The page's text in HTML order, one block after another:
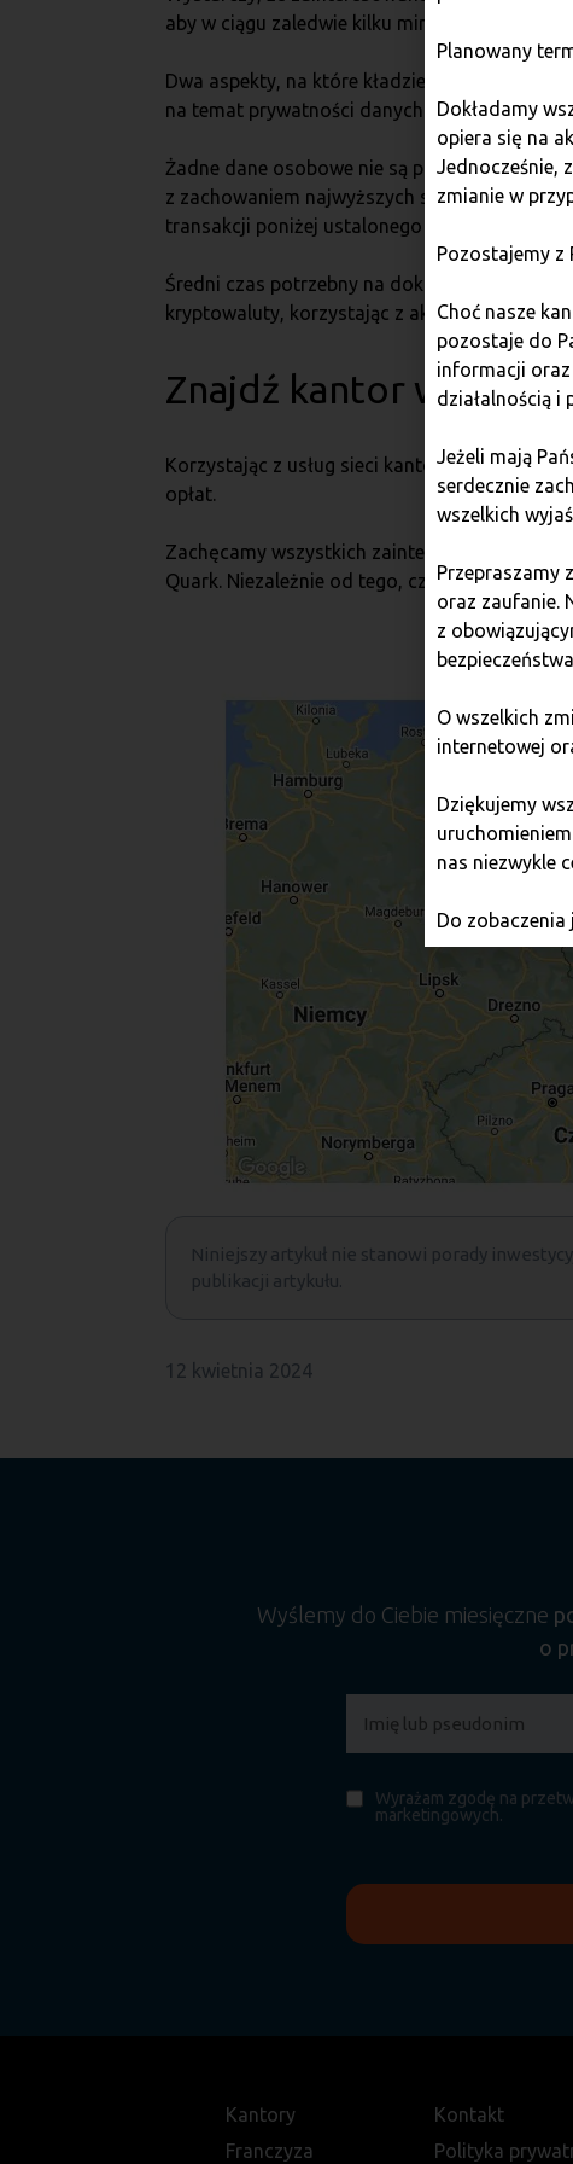
aby w ciągu zaledwie kilku minut zrealizować
Dwa aspekty, na które kładzie się
na temat prywatności danych Quark
Żadne dane osobowe nie są przez sieć
z zachowaniem najwyższych standardów
transakcji poniżej ustalonego limitu, co w
Średni czas potrzebny na dokonanie
kryptowaluty, korzystając z aktualnych
Znajdź kantor w
Korzystając z usług sieci kantorów Bitcoin
opłat.
Zachęcamy wszystkich zainteresowanych do
Quark. Niezależnie od tego, czy chcesz
Niniejszy artykuł nie stanowi porady
publikacji artykułu.
12 kwietnia 2024
Wyślemy do Ciebie miesięczne
o
Wyrażam zgodę na
marketingowych.
Kantory
Franczyza
Kontakt
Polityka
Planowany
Dokładamy
opiera się na
Jednocześnie,
zmianie w
Pozostajemy z
Choć nasze
pozostaje do
informacji oraz
działalnością i
Jeżeli mają
serdecznie
wszelkich
Przepraszamy
oraz zaufanie.
z
bezpieczeństwa.
O wszelkich
internetowej
Dziękujemy
nas niezwykle
Do zobaczenia